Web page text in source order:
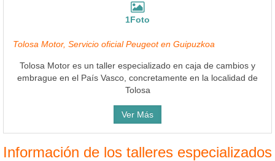
1Foto
Tolosa Motor, Servicio oficial Peugeot en Guipuzkoa
Tolosa Motor es un taller especializado en caja de cambios y
embrague en el País Vasco, concretamente en la localidad de
Tolosa
Ver Más
Información de los talleres especializados